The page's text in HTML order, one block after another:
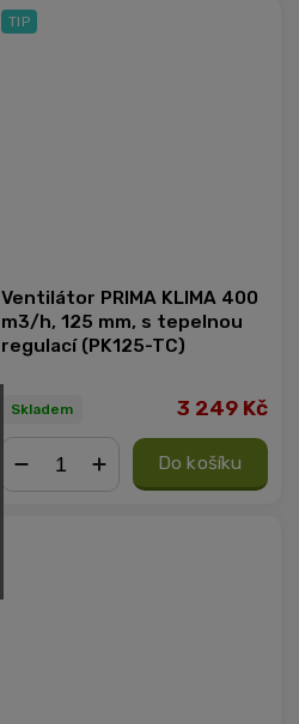
TIP
Ventilátor PRIMA KLIMA 400
m3/h, 125 mm, s tepelnou
regulací (PK125-TC)
Skladem 3 249 Kč
Do košíku